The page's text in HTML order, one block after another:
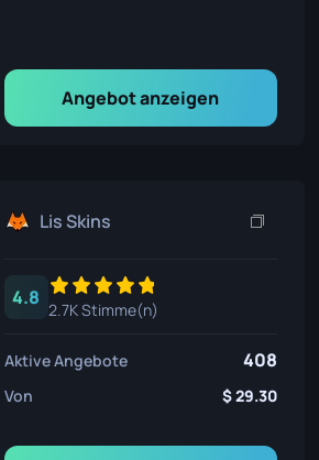
Angebot anzeigen
Lis Skins
4.8
2.7K Stimme(n)
Aktive Angebote 408
Von 29.30